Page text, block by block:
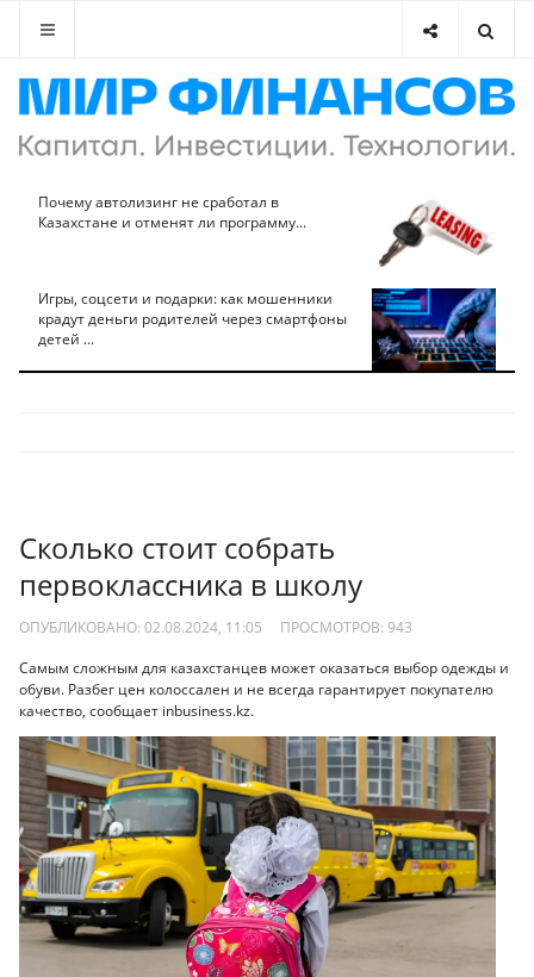
Почему автолизинг не сработал в
Казахстане и отменят ли программу...
Игры, соцсети и подарки: как мошенники
крадут деньги родителей через смартфоны
детей ...
Сколько стоит собрать
первоклассника в школу
ОПУБЛИКОВАНО: 02.08.2024, 11:05 ПРОСМОТРОВ: 943
Самым сложным для казахстанцев может оказаться выбор одежды и
обуви. Разбег цен колоссален и не всегда гарантирует покупателю
качество, сообщает inbusiness.kz.